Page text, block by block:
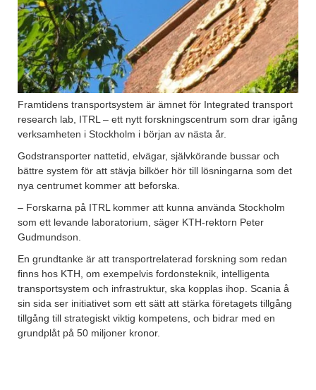
Framtidens transportsystem är ämnet för Integrated transport
research lab, ITRL – ett nytt forskningscentrum som drar igång
verksamheten i Stockholm i början av nästa år.
Godstransporter nattetid, elvägar, självkörande bussar och
bättre system för att stävja bilköer hör till lösningarna som det
nya centrumet kommer att beforska.
– Forskarna på ITRL kommer att kunna använda Stockholm
som ett levande laboratorium, säger KTH-rektorn Peter
Gudmundson.
En grundtanke är att transportrelaterad forskning som redan
finns hos KTH, om exempelvis fordonsteknik, intelligenta
transportsystem och infrastruktur, ska kopplas ihop. Scania å
sin sida ser initiativet som ett sätt att stärka företagets tillgång
tillgång till strategiskt viktig kompetens, och bidrar med en
grundplåt på 50 miljoner kronor.